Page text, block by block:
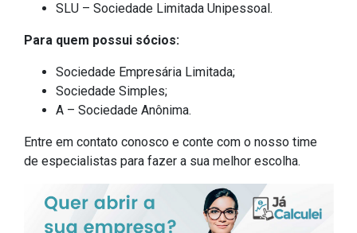
SLU – Sociedade Limitada Unipessoal.
Para quem possui sócios:
Sociedade Empresária Limitada;
Sociedade Simples;
A – Sociedade Anônima.
Entre em contato conosco e conte com o nosso time
de especialistas para fazer a sua melhor escolha.